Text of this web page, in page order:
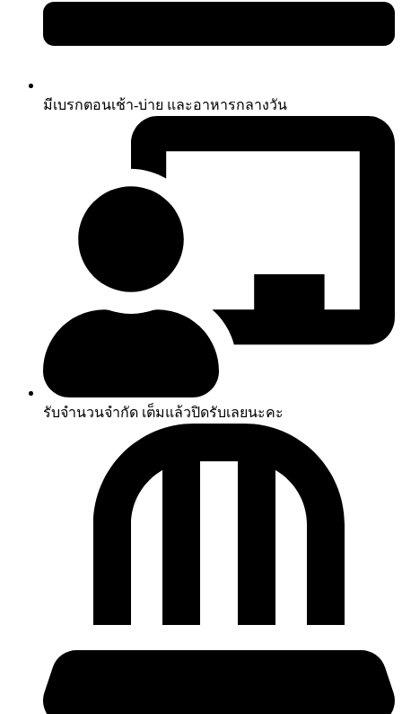
มีเบรกตอนเช้า-บ่าย และอาหารกลางวัน
รับจำนวนจำกัด เต็มแล้วปิดรับเลยนะคะ